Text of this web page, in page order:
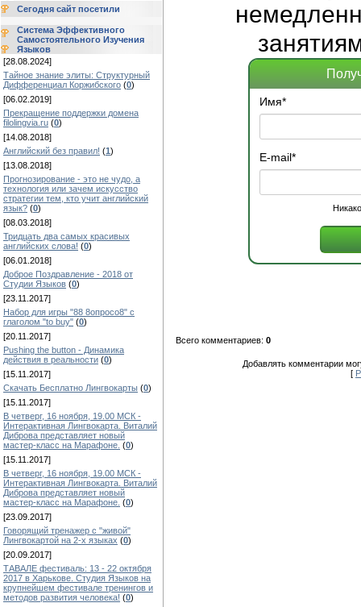
Сегодня сайт посетили
Система Эффективного
Самостоятельного Изучения
Языков
[28.08.2024]
Тайное знание элиты: Структурный
Дифференциал Коржибского (0)
[06.02.2019]
Прекращение поддержки домена
filolingvia.ru (0)
[14.08.2018]
Английский без правил! (1)
[13.08.2018]
Прогнозирование - это не чудо, а
технология или зачем искусство
стратегии тем, кто учит английский
язык? (0)
[08.03.2018]
Тридцать два самых красивых
английских слова! (0)
[06.01.2018]
Доброе Поздравление - 2018 от
Студии Языков (0)
[23.11.2017]
Набор для игры "88 8опросо8" с
глаголом "to buy" (0)
[20.11.2017]
Pushing the button - Динамика
действия в реальности (0)
[15.11.2017]
Скачать Бесплатно Лингвокарты (0)
[15.11.2017]
В четверг, 16 ноября, 19.00 МСК -
Интерактивная Лингвокарта. Виталий
Диброва представляет новый
мастер-класс на Марафоне. (0)
[15.11.2017]
В четверг, 16 ноября, 19.00 МСК -
Интерактивная Лингвокарта. Виталий
Диброва представляет новый
мастер-класс на Марафоне. (0)
[23.09.2017]
Говорящий тренажер с "живой"
Лингвокартой на 2-х языках (0)
[20.09.2017]
ТАВАЛЕ фестиваль: 13 - 22 октября
2017 в Харькове. Студия Языков на
крупнейшем фестивале тренингов и
методов развития человека! (0)
Имя*
E-mail*
Всего комментариев: 0
Добавлять комментарии
[